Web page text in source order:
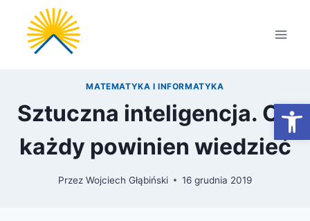
Przejdź
treści
MATEMATYKA I INFORMATYKA
Sztuczna inteligencja. Co
każdy powinien wiedzieć
Przez Wojciech Głąbiński 16 grudnia 2019